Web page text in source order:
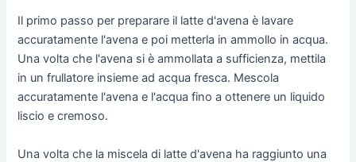
Il primo passo per preparare il latte d'avena è lavare
accuratamente l'avena e poi metterla in ammollo in acqua.
Una volta che l'avena si è ammollata a sufficienza, mettila
in un frullatore insieme ad acqua fresca. Mescola
accuratamente l'avena e l'acqua fino a ottenere un liquido
liscio e cremoso.
Una volta che la miscela di latte d'avena ha raggiunto una